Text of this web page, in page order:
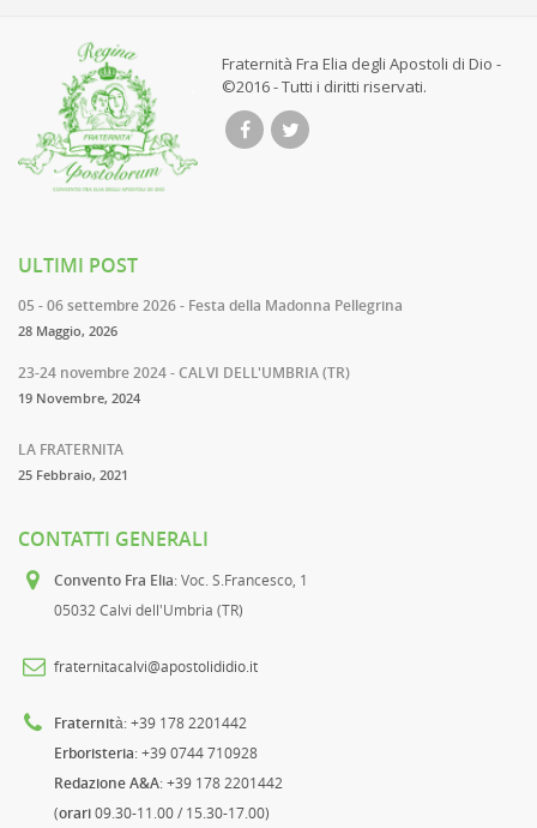
Fraternità Fra Elia degli Apostoli di Dio -
©2016 - Tutti i diritti riservati.
ULTIMI POST
05 - 06 settembre 2026 - Festa della Madonna Pellegrina
28 Maggio, 2026
23-24 novembre 2024 - CALVI DELL'UMBRIA (TR)
19 Novembre, 2024
LA FRATERNITA
25 Febbraio, 2021
CONTATTI GENERALI
Convento Fra Elia: Voc. S.Francesco, 1
05032 Calvi dell'Umbria (TR)
fraternitacalvi@apostolididio.it
Fraternità: +39 178 2201442
Erboristeria: +39 0744 710928
Redazione A&A: +39 178 2201442
(orari09.30-11.00 / 15.30-17.00)